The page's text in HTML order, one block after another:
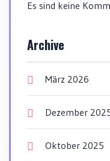
Es sind keine
Archive
März 2026
Dezember
Oktober 2025